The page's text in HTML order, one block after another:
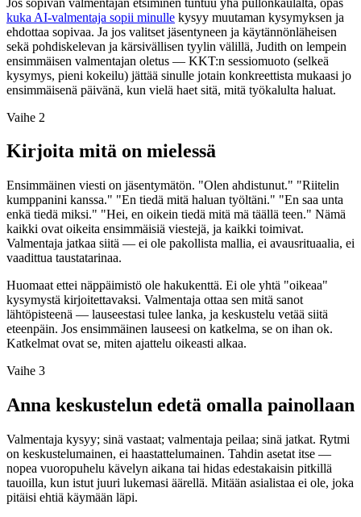
kuka AI-valmentaja sopii minulle kysyy muutaman kysymyksen ja
ehdottaa sopivaa. Ja jos valitset jäsentyneen ja käytännönläheisen
sekä pohdiskelevan ja kärsivällisen tyylin välillä, Judith on lempein
ensimmäisen valmentajan oletus — KKT:n sessiomuoto (selkeä
kysymys, pieni kokeilu) jättää sinulle jotain konkreettista mukaasi jo
ensimmäisenä päivänä, kun vielä haet sitä, mitä työkalulta haluat.
Vaihe 2
Kirjoita mitä on mielessä
Ensimmäinen viesti on jäsentymätön. "Olen ahdistunut." "Riitelin
kumppanini kanssa." "En tiedä mitä haluan työltäni." "En saa unta
enkä tiedä miksi." "Hei, en oikein tiedä mitä mä täällä teen." Nämä
kaikki ovat oikeita ensimmäisiä viestejä, ja kaikki toimivat.
Valmentaja jatkaa siitä — ei ole pakollista mallia, ei avausrituaalia, ei
vaadittua taustatarinaa.
Huomaat ettei näppäimistö ole hakukenttä. Ei ole yhtä "oikeaa"
kysymystä kirjoitettavaksi. Valmentaja ottaa sen mitä sanot
lähtöpisteenä — lauseestasi tulee lanka, ja keskustelu vetää siitä
eteenpäin. Jos ensimmäinen lauseesi on katkelma, se on ihan ok.
Katkelmat ovat se, miten ajattelu oikeasti alkaa.
Vaihe 3
Anna keskustelun edetä omalla painollaan
Valmentaja kysyy; sinä vastaat; valmentaja peilaa; sinä jatkat. Rytmi
on keskustelumainen, ei haastattelumainen. Tahdin asetat itse —
nopea vuoropuhelu kävelyn aikana tai hidas edestakaisin pitkillä
tauoilla, kun istut juuri lukemasi äärellä. Mitään asialistaa ei ole, joka
pitäisi ehtiä käymään läpi.